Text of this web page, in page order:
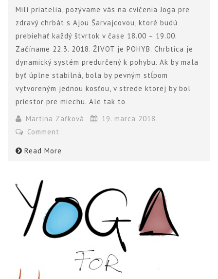
Milí priatelia, pozývame vás na cvičenia Joga pre
zdravý chrbát s Ajou Šarvajcovou, ktoré budú
prebiehať každý štvrtok v čase 18.00 – 19.00.
Začíname 22.3. 2018. ŽIVOT je POHYB. Chrbtica je
dynamický systém predurčený k pohybu. Ak by mala
byť úplne stabilná, bola by pevným stĺpom
vytvoreným jednou kosťou, v strede ktorej by bol
priestor pre miechu. Ale tak to
Martina Zaťková
19. marca 2018
Comment
Read More